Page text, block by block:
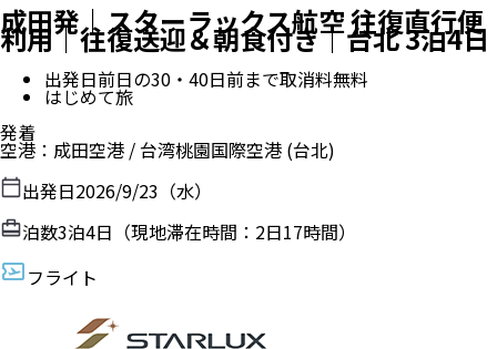
成田発｜スターラックス航空 往復直行便
利用｜往復送迎＆朝食付き｜台北 3泊4日
出発日前日の30・40日前まで取消料無料
はじめて旅
発着
空港 ： 成田空港 /台湾桃園国際空港 (台北)
出発日2026/9/23（水）
泊数3泊4日（現地滞在時間： 2日17時間）
フライト